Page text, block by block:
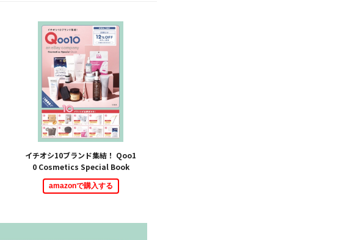
イチオシ10ブランド集結！ Qoo1
0 Cosmetics Special Book
amazonで購入する